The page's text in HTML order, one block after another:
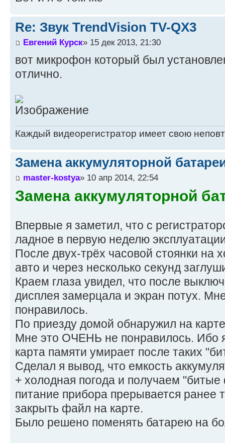
Re: Звук TrendVision TV-QX3
Евгений Курск» 15 дек 2013, 21:30
вот микрофон который был
отлично.
Каждый видеорегистратор имеет свою
Замена аккумуляторной
master-kostya» 10 апр 2014, 22:54
Замена аккумуляторной
Впервые я заметил, что с
ладное в первую неделю
После двух-трёх часовой стоянки на
авто и через несколько секунд
Краем глаза увидел, что после
дисплея замерцала и экран потух.
понравилось.
По приезду домой обнаружил на
Мне это ОЧЕНЬ не понравилось. Ибо
карта памяти умирает после таких
Сделал я вывод, что емкость
+ холодная погода и получаем
питание прибора прерывается ранее
закрыть файл на карте.
Было решено поменять батарею на